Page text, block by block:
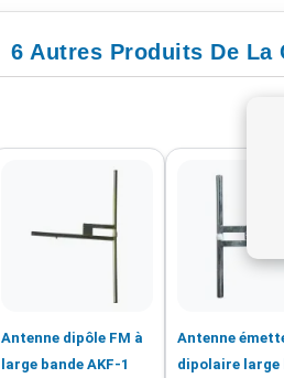
6 Autres Produits De La
Antenne dipôle FM à
large bande AKF-1
Antenne
dipolaire large